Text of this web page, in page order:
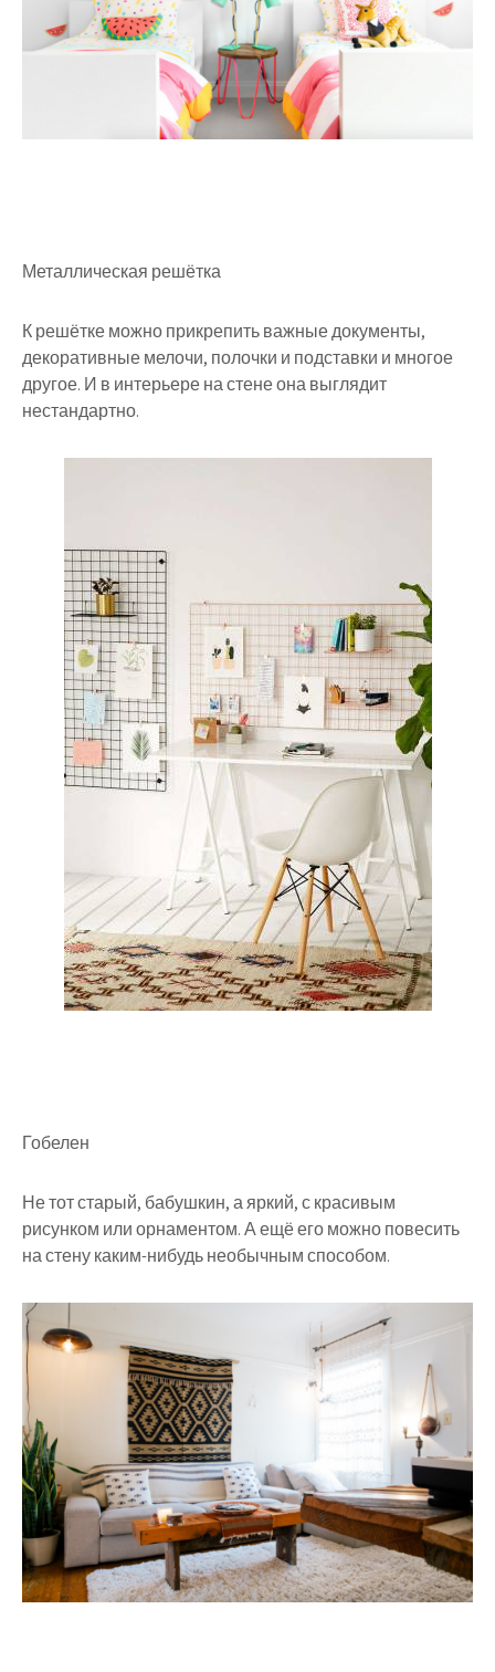
Металлическая решётка
К решётке можно прикрепить важные документы,
декоративные мелочи, полочки и подставки и многое
другое. И в интерьере на стене она выглядит
нестандартно.
Гобелен
Не тот старый, бабушкин, а яркий, с красивым
рисунком или орнаментом. А ещё его можно повесить
на стену каким-нибудь необычным способом.